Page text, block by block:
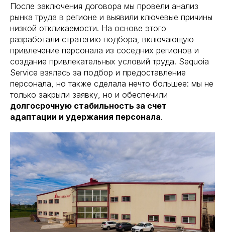
После заключения договора мы провели анализ
рынка труда в регионе и выявили ключевые причины
низкой откликаемости. На основе этого
разработали стратегию подбора, включающую
привлечение персонала из соседних регионов и
создание привлекательных условий труда. Sequoia
Service взялась за подбор и предоставление
персонала, но также сделала нечто большее: мы не
только закрыли заявку, но и обеспечили
долгосрочную стабильность за счет
адаптации и удержания персонала.